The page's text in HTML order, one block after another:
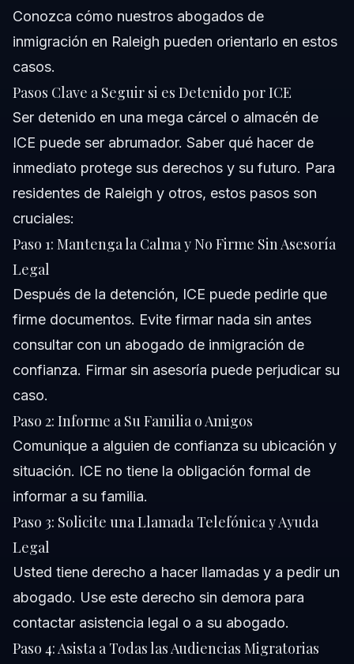
Conozca cómo nuestros abogados de
inmigración en Raleigh pueden orientarlo en estos
casos.
Pasos Clave a Seguir si es Detenido por ICE
Ser detenido en una mega cárcel o almacén de
ICE puede ser abrumador. Saber qué hacer de
inmediato protege sus derechos y su futuro. Para
residentes de Raleigh y otros, estos pasos son
cruciales:
Paso 1: Mantenga la Calma y No Firme Sin Asesoría
Legal
Después de la detención, ICE puede pedirle que
firme documentos. Evite firmar nada sin antes
consultar con un abogado de inmigración de
confianza. Firmar sin asesoría puede perjudicar su
caso.
Paso 2: Informe a Su Familia o Amigos
Comunique a alguien de confianza su ubicación y
situación. ICE no tiene la obligación formal de
informar a su familia.
Paso 3: Solicite una Llamada Telefónica y Ayuda
Legal
Usted tiene derecho a hacer llamadas y a pedir un
abogado. Use este derecho sin demora para
contactar asistencia legal o a su abogado.
Paso 4: Asista a Todas las Audiencias Migratorias